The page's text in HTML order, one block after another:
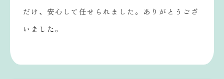
だけ、安心して任せられました。ありがとうござ
いました。